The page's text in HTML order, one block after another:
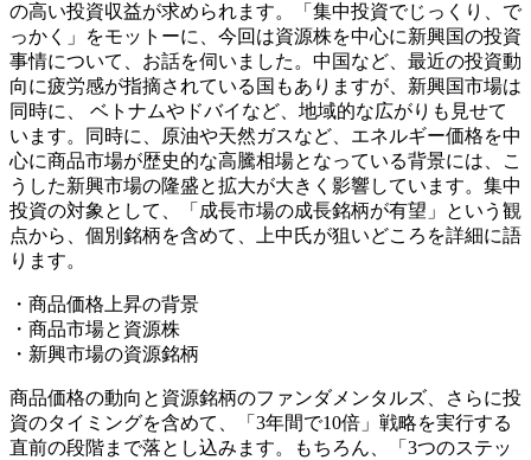
の高い投資収益が求められます。「集中投資でじっくり、で
っかく」をモットーに、今回は資源株を中心に新興国の投資
事情について、お話を伺いました。中国など、最近の投資動
向に疲労感が指摘されている国もありますが、新興国市場は
同時に、 ベトナムやドバイなど、地域的な広がりも見せて
います。同時に、原油や天然ガスなど、エネルギー価格を中
心に商品市場が歴史的な高騰相場となっている背景には、こ
うした新興市場の隆盛と拡大が大きく影響しています。集中
投資の対象として、「成長市場の成長銘柄が有望」という観
点から、個別銘柄を含めて、上中氏が狙いどころを詳細に語
ります。
・商品価格上昇の背景
・商品市場と資源株
・新興市場の資源銘柄
商品価格の動向と資源銘柄のファンダメンタルズ、さらに投
資のタイミングを含めて、「3年間で10倍」戦略を実行する
直前の段階まで落とし込みます。もちろん、「3つのステッ